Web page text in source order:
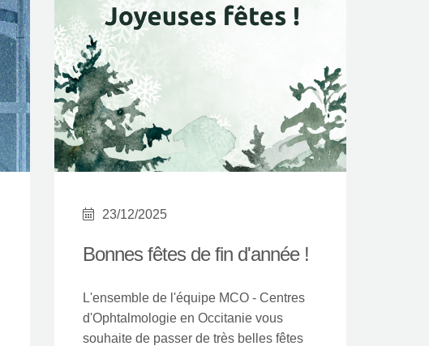
23/12/2025
Bonnes fêtes de fin d'année !
L'ensemble de l'équipe MCO - Centres
d'Ophtalmologie en Occitanie vous
souhaite de passer de très belles fêtes